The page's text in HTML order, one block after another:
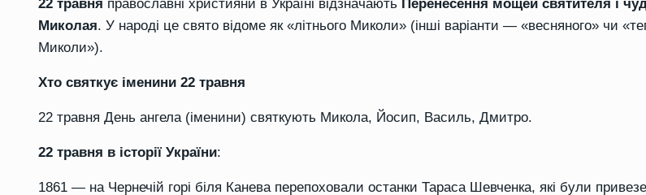
22 травня православні християни в Україні відзначають Перенесення мощей святителя і
Миколая. У народі це свято відоме як «літнього Миколи» (інші варіанти — «весняного» чи
Миколи»).
Хто святкує іменини 22 травня
22 травня День ангела (іменини) святкують Микола, Йосип, Василь, Дмитро.
22 травня в історії України:
1861 — на Чернечій горі біля Канева перепоховали останки Тараса Шевченка, які були